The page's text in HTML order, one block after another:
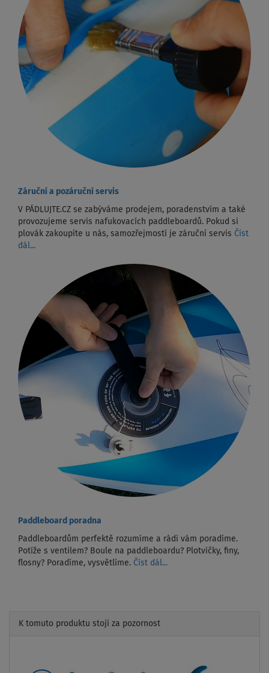
Záruční a pozáruční servis
V PÁDLUJTE.CZ se zabýváme prodejem, poradenstvím a také
provozujeme servis nafukovacích paddleboardů. Pokud si
plovák zakoupíte u nás, samozřejmostí je záruční servis Číst
dál...
Paddleboard poradna
Paddleboardům perfektě rozumíme a rádi vám poradíme.
Potíže s ventilem? Boule na paddleboardu? Plotvičky, finy,
flosny? Poradíme, vysvětlíme. Číst dál...
K tomuto produktu stojí za pozornost